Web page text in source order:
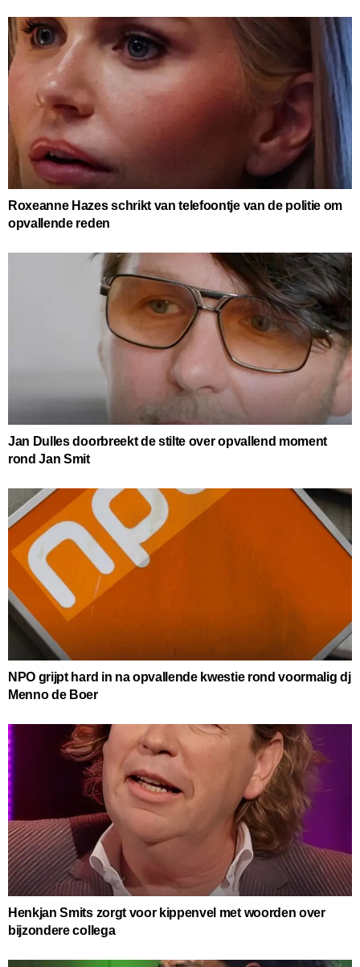
Roxeanne Hazes schrikt van telefoontje van de politie om
opvallende reden
Jan Dulles doorbreekt de stilte over opvallend moment
rond Jan Smit
NPO grijpt hard in na opvallende kwestie rond voormalig dj
Menno de Boer
Henkjan Smits zorgt voor kippenvel met woorden over
bijzondere collega